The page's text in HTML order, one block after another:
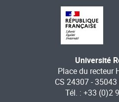
Université
Place du recteur
CS 24307 -
Tél. : +33 (0)2